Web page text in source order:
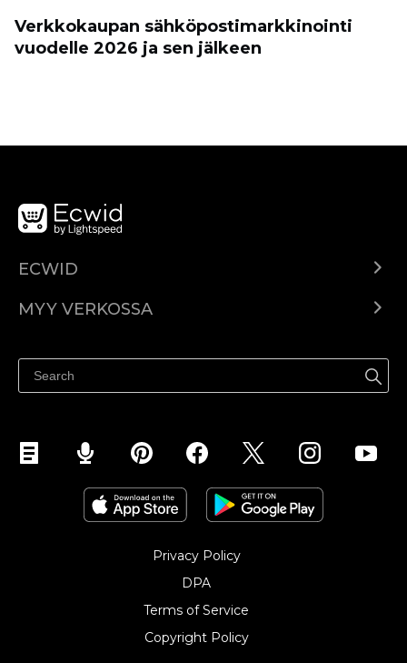
Verkkokaupan sähköpostimarkkinointi
vuodelle 2026 ja sen jälkeen
ECWID
Hinnoittelu
MYY VERKOSSA
Myy Facebookissa
Myy Instagramissa
Privacy Policy
DPA
Terms of Service
Copyright Policy‎